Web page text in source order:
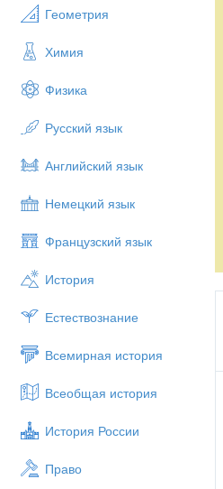
Геометрия
Химия
Физика
Русский язык
Английский язык
Немецкий язык
Французский язык
История
Естествознание
Всемирная история
Всеобщая история
История России
Право